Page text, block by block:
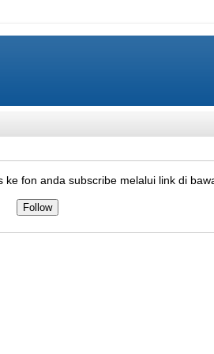
ke fon anda subscribe melalui link di